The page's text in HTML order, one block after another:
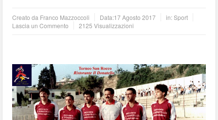
Creato da Franco Mazzoccoli Data:17 Agosto 2017 in:Sport
Lascia un Commento
2125 Visualizzazioni